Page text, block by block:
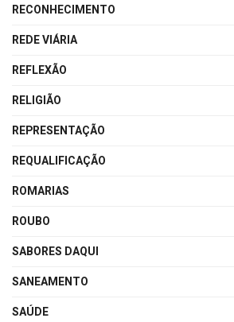
RECONHECIMENTO
REDE VIÁRIA
REFLEXÃO
RELIGIÃO
REPRESENTAÇÃO
REQUALIFICAÇÃO
ROMARIAS
ROUBO
SABORES DAQUI
SANEAMENTO
SAÚDE